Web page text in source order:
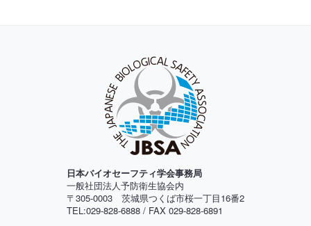
日本バイオセーフティ学会事務局
一般社団法人予防衛生協会内
〒305-0003 茨城県つくば市桜一丁目16番2
TEL:029-828-6888 / FAX 029-828-6891